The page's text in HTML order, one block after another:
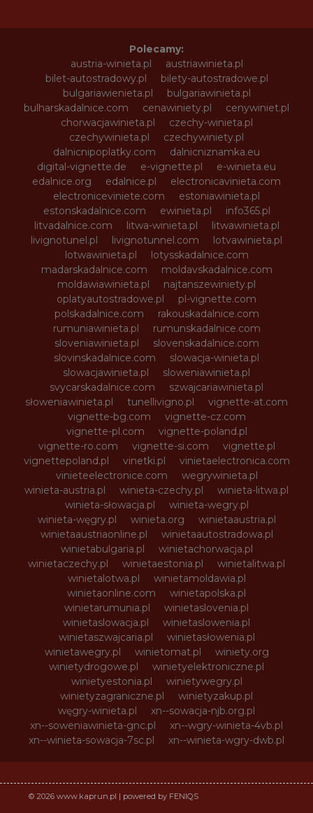
Polecamy:
austria-winieta.pl
austriawinieta.pl
bilet-autostradowy.pl
bilety-autostradowe.pl
bulgariawienieta.pl
bulgariawinieta.pl
bulharskadalnice.com
cenawiniety.pl
cenywiniet.pl
chorwacjawinieta.pl
czechy-winieta.pl
czechywinieta.pl
czechywiniety.pl
dalnicnipoplatky.com
dalnicniznamka.eu
digital-vignette.de
e-vignette.pl
e-winieta.eu
edalnice.org
edalnice.pl
electronicavinieta.com
electroniceviniete.com
estoniawinieta.pl
estonskadalnice.com
ewinieta.pl
info365.pl
litvadalnice.com
litwa-winieta.pl
litwawinieta.pl
livignotunel.pl
livignotunnel.com
lotvawinieta.pl
lotwawinieta.pl
lotysskadalnice.com
madarskadalnice.com
moldavskadalnice.com
moldawiawinieta.pl
najtanszewiniety.pl
oplatyautostradowe.pl
pl-vignette.com
polskadalnice.com
rakouskadalnice.com
rumuniawinieta.pl
rumunskadalnice.com
sloveniawinieta.pl
slovenskadalnice.com
slovinskadalnice.com
slowacja-winieta.pl
slowacjawinieta.pl
sloweniawinieta.pl
svycarskadalnice.com
szwajcariawinieta.pl
słoweniawinieta.pl
tunellivigno.pl
vignette-at.com
vignette-bg.com
vignette-cz.com
vignette-pl.com
vignette-poland.pl
vignette-ro.com
vignette-si.com
vignette.pl
vignettepoland.pl
vinetki.pl
vinietaelectronica.com
vinieteelectronice.com
wegrywinieta.pl
winieta-austria.pl
winieta-czechy.pl
winieta-litwa.pl
winieta-słowacja.pl
winieta-wegry.pl
winieta-węgry.pl
winieta.org
winietaaustria.pl
winietaaustriaonline.pl
winietaautostradowa.pl
winietabulgaria.pl
winietachorwacja.pl
winietaczechy.pl
winietaestonia.pl
winietalitwa.pl
winietalotwa.pl
winietamoldawia.pl
winietaonline.com
winietapolska.pl
winietarumunia.pl
winietaslovenia.pl
winietaslowacja.pl
winietaslowenia.pl
winietaszwajcaria.pl
winietasłowenia.pl
winietawegry.pl
winietomat.pl
winiety.org
winietydrogowe.pl
winietyelektroniczne.pl
winietyestonia.pl
winietywegry.pl
winietyzagraniczne.pl
winietyzakup.pl
węgry-winieta.pl
xn--sowacja-njb.org.pl
xn--soweniawinieta-gnc.pl
xn--wgry-winieta-4vb.pl
xn--winieta-sowacja-7sc.pl
xn--winieta-wgry-dwb.pl
© 2026 www.kaprun.pl | powered by FENIQS